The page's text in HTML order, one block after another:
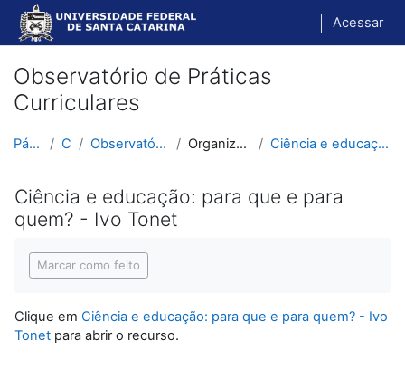
Ir para o conteúdo principal
Acessar
Observatório de Práticas
Curriculares
Página inicial Cursos Observatório de Práticas Curriculares Organização Escolar e Didática Ciência e educação: para que e para quem? - Ivo Tonet
Ciência e educação: para que e para
quem? - Ivo Tonet
Marcar como feito
Clique em Ciência e educação: para que e para quem? - Ivo
Tonet para abrir o recurso.